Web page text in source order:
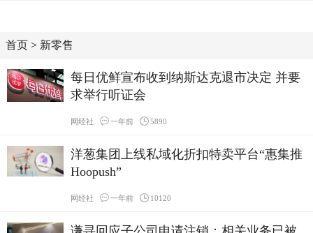
首页 > 新零售
每日优鲜宣布收到纳斯达克退市决定 并要
求举行听证会
网经社 一年前 5890
洋葱集团上线私域化折扣特卖平台“惠集推
Hoopush”
网经社 一年前 10120